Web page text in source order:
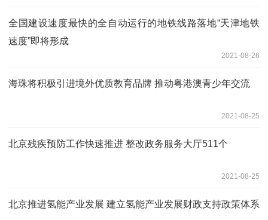
全国建设速度最快的全自动运行的地铁线路落地“天津地铁
速度”即将形成
2021-08-26
海珠将积极引进境外优质教育品牌 推动粤港澳青少年交流
2021-08-25
北京残疾预防工作快速推进 整改政务服务大厅511个
2021-08-25
北京推进氢能产业发展 建立氢能产业发展财政支持政策体系